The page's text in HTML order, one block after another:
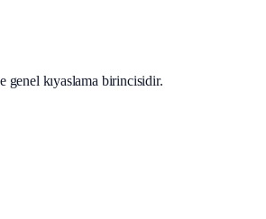
genel kıyaslama birincisidir.